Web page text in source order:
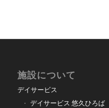
施設について
デイサービス
デイサービス 悠久ひろば